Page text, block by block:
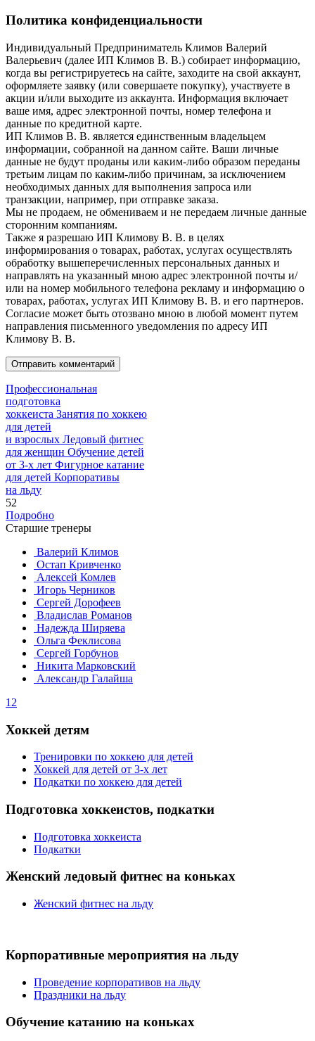
Политика конфиденциальности
Индивидуальный Предприниматель Климов Валерий
Валерьевич (далее ИП Климов В. В.) собирает информацию,
когда вы регистрируетесь на сайте, заходите на свой аккаунт,
оформляете заявку (или совершаете покупку), участвуете в
акции и/или выходите из аккаунта. Информация включает
ваше имя, адрес электронной почты, номер телефона и
данные по кредитной карте.
ИП Климов В. В. является единственным владельцем
информации, собранной на данном сайте. Ваши личные
данные не будут проданы или каким-либо образом переданы
третьим лицам по каким-либо причинам, за исключением
необходимых данных для выполнения запроса или
транзакции, например, при отправке заказа.
Мы не продаем, не обмениваем и не передаем личные данные
сторонним компаниям.
Также я разрешаю ИП Климову В. В. в целях
информирования о товарах, работах, услугах осуществлять
обработку вышеперечисленных персональных данных и
направлять на указанный мною адрес электронной почты и/
или на номер мобильного телефона рекламу и информацию о
товарах, работах, услугах ИП Климову В. В. и его партнеров.
Согласие может быть отозвано мною в любой момент путем
направления письменного уведомления по адресу ИП
Климову В. В.
Профессиональная
подготовка
хоккеиста Занятия по хоккею
для детей
и взрослых Ледовый фитнес
для женщин Обучение детей
от 3-х лет Фигурное катание
для детей Корпоративы
на льду
52
Подробно
Старшие тренеры
Валерий Климов
Остап Кривченко
Алексей Комлев
Игорь Черников
Сергей Дорофеев
Владислав Романов
Надежда Ширяева
Ольга Феклисова
Сергей Горбунов
Никита Марковский
Александр Галайша
1 2
Хоккей детям
Тренировки по хоккею для детей
Хоккей для детей от 3-х лет
Подкатки по хоккею для детей
Подготовка хоккеистов, подкатки
Подготовка хоккеиста
Подкатки
Женский ледовый фитнес на коньках
Женский фитнес на льду
Корпоративные мероприятия на льду
Проведение корпоративов на льду
Праздники на льду
Обучение катанию на коньках